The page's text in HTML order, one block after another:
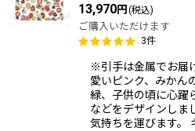
13,970円(税込)
ご購入いただけます
3件
※引手は金属でお届
愛いピンク、みかん
緑、子供の頃に心躍
などをデザインしま
気持ちを運びます。